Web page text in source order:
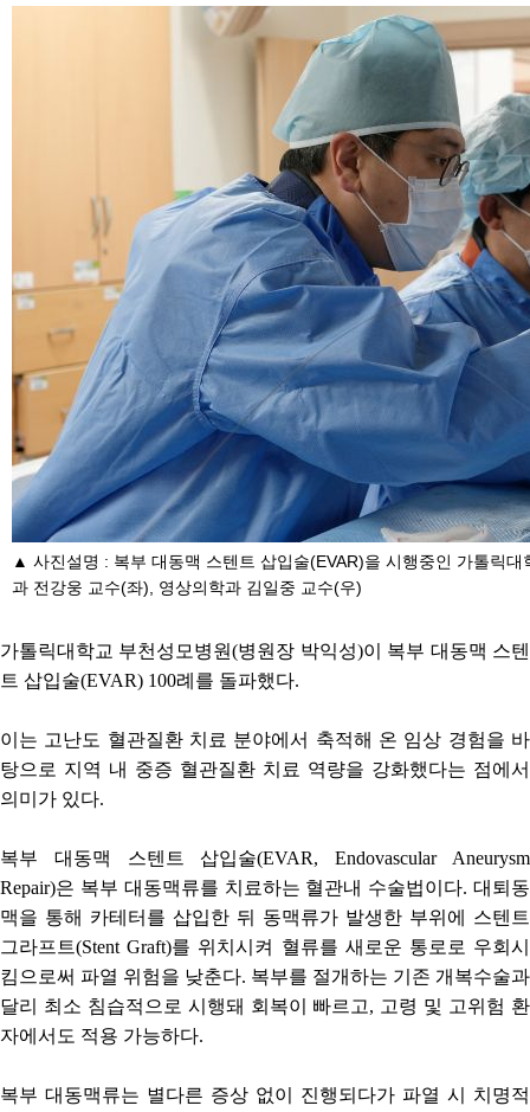
▲ 사진설명 : 복부 대동맥 스텐트 삽입술(EVAR)을 시행중인 가톨릭
과 전강웅 교수(좌), 영상의학과 김일중 교수(우)
가톨릭대학교 부천성모병원(병원장 박익성)이 복부 대동맥 스텐
트 삽입술(EVAR) 100례를 돌파했다.
이는 고난도 혈관질환 치료 분야에서 축적해 온 임상 경험을 바
탕으로 지역 내 중증 혈관질환 치료 역량을 강화했다는 점에서
의미가 있다.
복부 대동맥 스텐트 삽입술(EVAR, Endovascular Aneurysm
Repair)은 복부 대동맥류를 치료하는 혈관내 수술법이다. 대퇴동
맥을 통해 카테터를 삽입한 뒤 동맥류가 발생한 부위에 스텐트
그라프트(Stent Graft)를 위치시켜 혈류를 새로운 통로로 우회시
킴으로써 파열 위험을 낮춘다. 복부를 절개하는 기존 개복수술과
달리 최소 침습적으로 시행돼 회복이 빠르고, 고령 및 고위험 환
자에서도 적용 가능하다.
복부 대동맥류는 별다른 증상 없이 진행되다가 파열 시 치명적